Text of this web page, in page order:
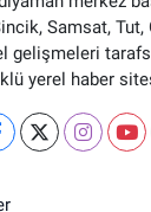
Samsat,
gelişmeleri
yerel haber